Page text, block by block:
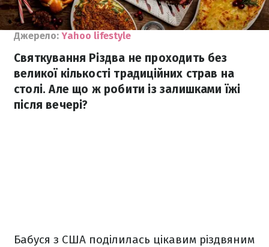
Джерело: Yahoo lifestyle
Святкування Різдва не проходить без
великої кількості традиційних страв на
столі. Але що ж робити із залишками їжі
після вечері?
Бабуся з США поділилась цікавим різдвяним